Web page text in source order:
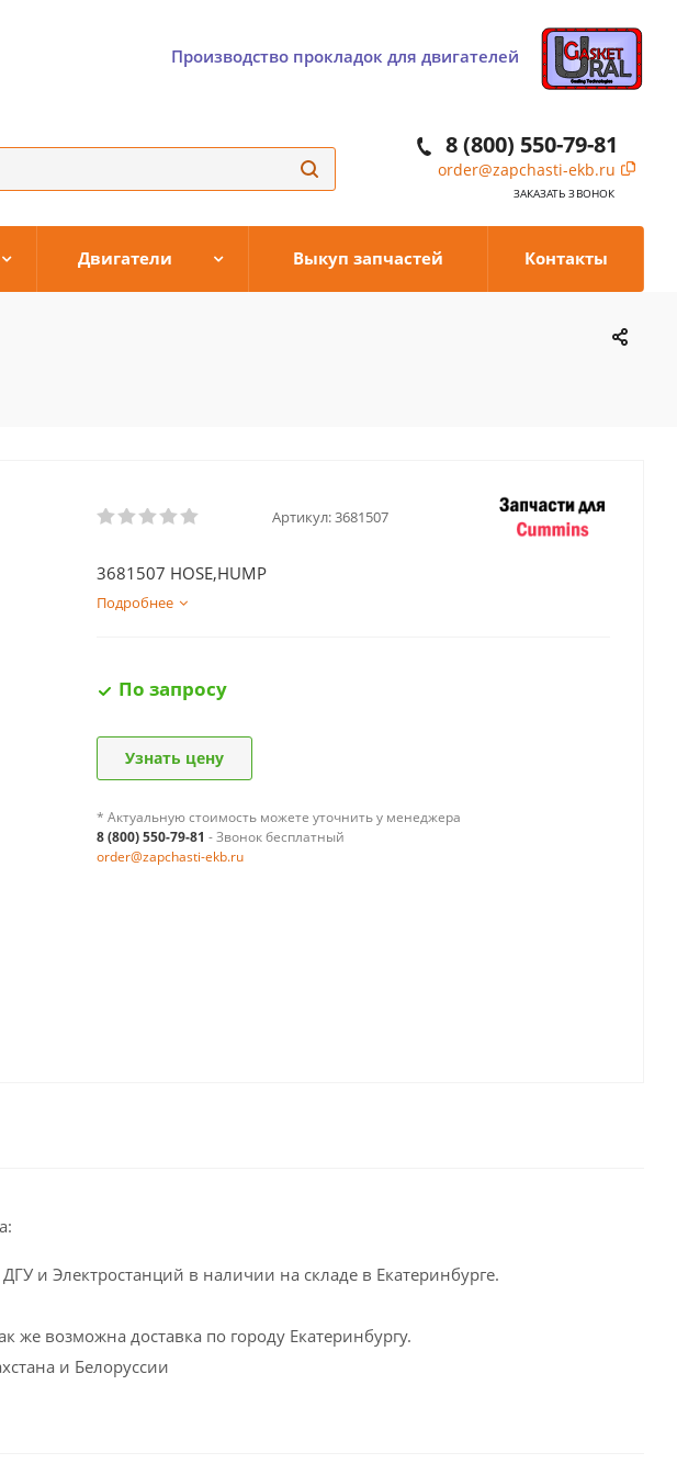
Производство прокладок для двигателей
8 (800) 550-79-81
order@zapchasti-ekb.ru
ЗАКАЗАТЬ ЗВОНОК
Двигатели Выкуп запчастей Контакты
Артикул:3681507
3681507 HOSE,HUMP
Подробнее
По запросу
Узнать цену
* Актуальную стоимость можете уточнить у менеджера
8 (800) 550-79-81 - Звонок бесплатный
order@zapchasti-ekb.ru
и Электростанций в наличии на складе в Екатеринбурге.
возможна доставка по городу Екатеринбургу.
и Белоруссии